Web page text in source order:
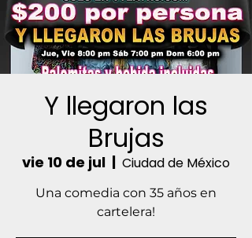
Y llegaron las
Brujas
vie 10 de jul
  |
Ciudad de México
Una comedia con 35 años en
cartelera!